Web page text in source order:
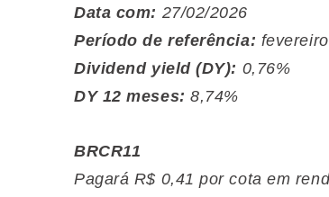
Data com: 27/02/2026
Período de referência: fevereiro
Dividend yield (DY): 0,76%
DY 12 meses: 8,74%
BRCR11
Pagará R$ 0,41 por cota em